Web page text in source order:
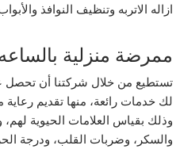
ازاله الاتربه وتنظيف النوافذ
ممرضة منزلية
تستطيع من خلال شركتنا أن تحصل
لك خدمات رائعة، منها تقديم رعاية
وذلك بقياس العلامات الحيوية
والسكر، وضربات القلب، ودرجة